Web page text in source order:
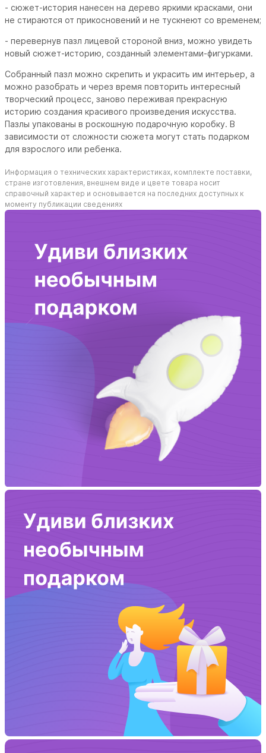
- сюжет-история нанесен на дерево яркими красками, они
не стираются от прикосновений и не тускнеют со временем;
- перевернув пазл лицевой стороной вниз, можно увидеть
новый сюжет-историю, созданный элементами-фигурками.
Собранный пазл можно скрепить и украсить им интерьер, а
можно разобрать и через время повторить интересный
творческий процесс, заново переживая прекрасную
историю создания красивого произведения искусства.
Пазлы упакованы в роскошную подарочную коробку. В
зависимости от сложности сюжета могут стать подарком
для взрослого или ребенка.
Информация о технических характеристиках, комплекте поставки,
стране изготовления, внешнем виде и цвете товара носит
справочный характер и основывается на последних доступных к
моменту публикации сведениях